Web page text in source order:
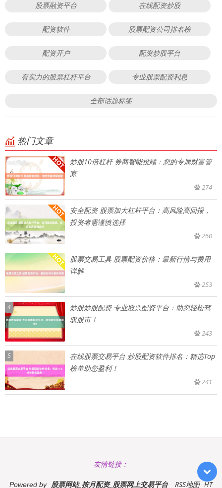
股票融资平台 在线配资炒股
配资软件 股票配资公司排名榜
配资开户 配资炒股平台
有实力的股票杠杆平台 专业股票配资利息
全部话题标签
热门文章
炒股10倍杠杆 券商智能投顾：您的专属财富管
家
274
安全配资 股票加大杠杆平台：高风险高回报，
投资者需谨慎选择
260
股票交易工具 股票配资价格：最新行情与费用
详解
253
4
炒股炒股配资 专业股票配资平台：助您轻松驾
驭股市！
243
5
在线股票交易平台 炒股配资软件排名：精选Top
榜单助您盈利！
241
友情链接：
Powered by 股票网站_按月配资_股票网上交易平台 RSS地图 HT